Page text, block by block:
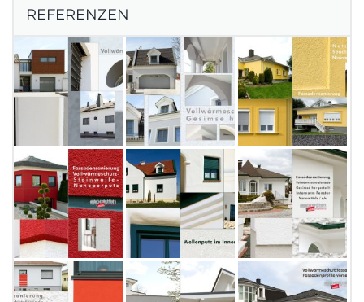
REFERENZEN